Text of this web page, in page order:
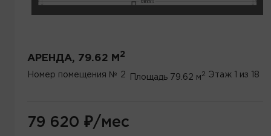
АРЕНДА, 79.62 М 2
Номер помещения № 2 Площадь 79.62 м2 Этаж 1 из 18
79 620 ₽/мес